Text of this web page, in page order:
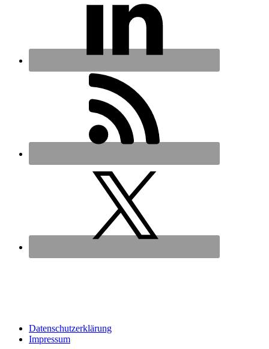
Datenschutz­erklärung
Impressum